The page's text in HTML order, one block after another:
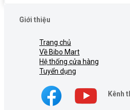
Giới thiệu
Trang chủ
Về Bibo Mart
Hệ thống cửa hàng
Tuyển dụng
Kênh